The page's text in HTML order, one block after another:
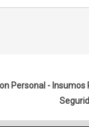
Personal - Insumos